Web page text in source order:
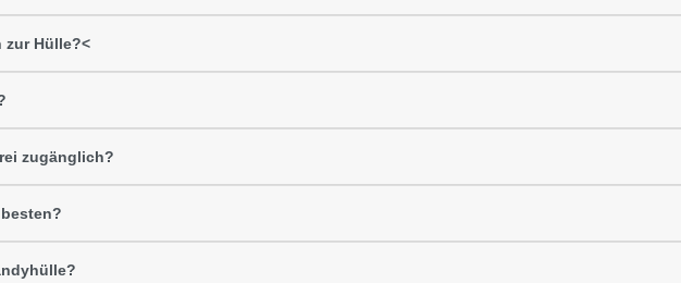
zur Hülle?<
zugänglich?